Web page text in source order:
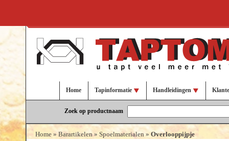
Home Tapinformatie Handleidingen
Zoek op productnaam
Home » Barartikelen » Spoelmaterialen » Overlooppijpje